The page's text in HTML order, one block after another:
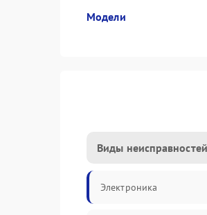
Модели
Виды неисправностей
Электроника